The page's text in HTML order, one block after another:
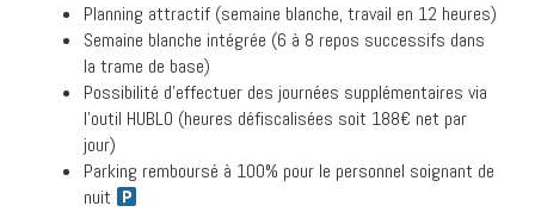
Planning attractif (semaine blanche, travail en 12 heures)
Semaine blanche intégrée (6 à 8 repos successifs dans
la trame de base)
Possibilité d’effectuer des journées supplémentaires via
l’outil HUBLO (heures défiscalisées soit 188€ net par
jour)
Parking remboursé à 100% pour le personnel soignant de
nuit